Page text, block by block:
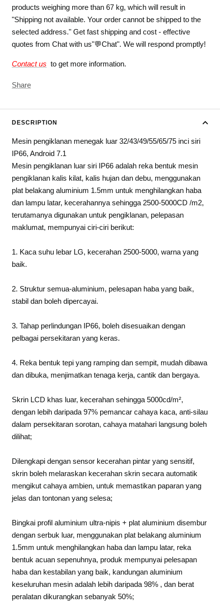
products weighing more than 67 kg, which will result in
"Shipping not available. Your order cannot be shipped to the
selected address." Get fast shipping and cost - effective
quotes from Chat with us"💬Chat". We will respond promptly!
Contact us to get more information.
Share
DESCRIPTION
Mesin pengiklanan menegak luar 32/43/49/55/65/75 inci siri
IP66, Android 7.1
Mesin pengiklanan luar siri IP66 adalah reka bentuk mesin
pengiklanan kalis kilat, kalis hujan dan debu, menggunakan
plat belakang aluminium 1.5mm untuk menghilangkan haba
dan lampu latar, kecerahannya sehingga 2500-5000CD /m2,
terutamanya digunakan untuk pengiklanan, pelepasan
maklumat, mempunyai ciri-ciri berikut:
1. Kaca suhu lebar LG, kecerahan 2500-5000, warna yang
baik.
2. Struktur semua-aluminium, pelesapan haba yang baik,
stabil dan boleh dipercayai.
3. Tahap perlindungan IP66, boleh disesuaikan dengan
pelbagai persekitaran yang keras.
4. Reka bentuk tepi yang ramping dan sempit, mudah dibawa
dan dibuka, menjimatkan tenaga kerja, cantik dan bergaya.
Skrin LCD khas luar, kecerahan sehingga 5000cd/m²,
dengan lebih daripada 97% pemancar cahaya kaca, anti-silau
dalam persekitaran sorotan, cahaya matahari langsung boleh
dilihat;
Dilengkapi dengan sensor kecerahan pintar yang sensitif,
skrin boleh melaraskan kecerahan skrin secara automatik
mengikut cahaya ambien, untuk memastikan paparan yang
jelas dan tontonan yang selesa;
Bingkai profil aluminium ultra-nipis + plat aluminium disembur
dengan serbuk luar, menggunakan plat belakang aluminium
1.5mm untuk menghilangkan haba dan lampu latar, reka
bentuk acuan sepenuhnya, produk mempunyai pelesapan
haba dan kestabilan yang baik, kandungan aluminium
keseluruhan mesin adalah lebih daripada 98% , dan berat
peralatan dikurangkan sebanyak 50%;